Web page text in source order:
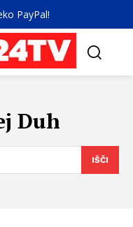
PayPal!
Duh
IŠČI